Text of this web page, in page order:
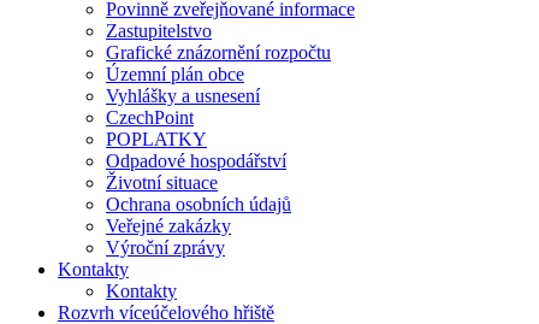
Povinně zveřejňované informace
Zastupitelstvo
Grafické znázornění rozpočtu
Územní plán obce
Vyhlášky a usnesení
CzechPoint
POPLATKY
Odpadové hospodářství
Životní situace
Ochrana osobních údajů
Veřejné zakázky
Výroční zprávy
Kontakty
Kontakty
Rozvrh víceúčelového hřiště